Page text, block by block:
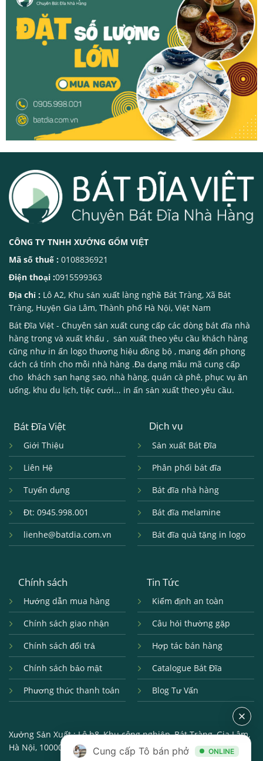
CÔNG TY TNHH XƯỞNG GỐM VIỆT
Mã số thuế : 0108836921
Điện thoại :0915599363
Địa chỉ : Lô A2, Khu sản xuất làng nghề Bát Tràng, Xã Bát
Tràng, Huyện Gia Lâm, Thành phố Hà Nội, Việt Nam
Bát Đĩa Việt - Chuyên sản xuất cung cấp các dòng bát đĩa nhà
hàng trong và xuất khẩu , sản xuất theo yêu cầu khách hàng
cũng như in ấn logo thương hiệu đồng bộ , mang đến phong
cách cá tính cho mỗi nhà hàng .Đa dạng mẫu mã cung cấp
cho khách sạn hạng sao, nhà hàng, quán cà phê, phục vụ ăn
uống, khu du lịch, tiệc cưới... in ấn sản xuất theo yêu cầu.
Bát Đĩa Việt
Giới Thiệu
Liên Hệ
Tuyển dụng
Đt: 0945.998.001
lienhe@batdia.com.vn
Dịch vụ
Sản xuất Bát Đĩa
Phân phối bát đĩa
Bát đĩa nhà hàng
Bát đĩa melamine
Bát đĩa quà tặng in logo
Chính sách
Hướng dẫn mua hàng
Chính sách giao nhận
Chính sách đổi trả
Chính sách bảo mật
Phương thức thanh toán
Tin Tức
Kiểm định an toàn
Câu hỏi thường gặp
Hợp tác bán hàng
Catalogue Bát Đĩa
Blog Tư Vấn
Xưởng Sản Xuất :Lô b8, Khu công nghiệp, Bát Tràng, Gia Lâm,
Hà Nội, 100000
Cung cấp Tô bán phở ONLINE